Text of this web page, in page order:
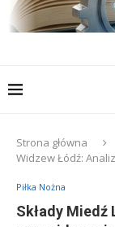
Strona główna
Widzew Łódź:
Piłka Nożna
Składy Miedź